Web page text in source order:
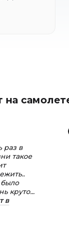
на
раз в
такое
круто...
в